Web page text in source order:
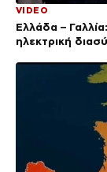
VIDEO
Ελλάδα –
ηλεκτρική